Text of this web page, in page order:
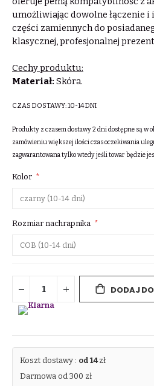
umożliwiając dowolne łączenie i
części zamiennych do
klasycznej, profesjonalnej
Cechy produktu:
Materiał: Skóra.
CZAS DOSTAWY:10-14 DNI
Produkty z czasem dostawy 2 dni dostępne są w
zamówieniu większej ilości czas oczekiwania
zagwarantowana tylko wtedy jeśli towar będzie
Kolor
Rozmiar nachrapnika
DODAJ
Koszt dostawy : od 14zł
Darmowa od 300 zł